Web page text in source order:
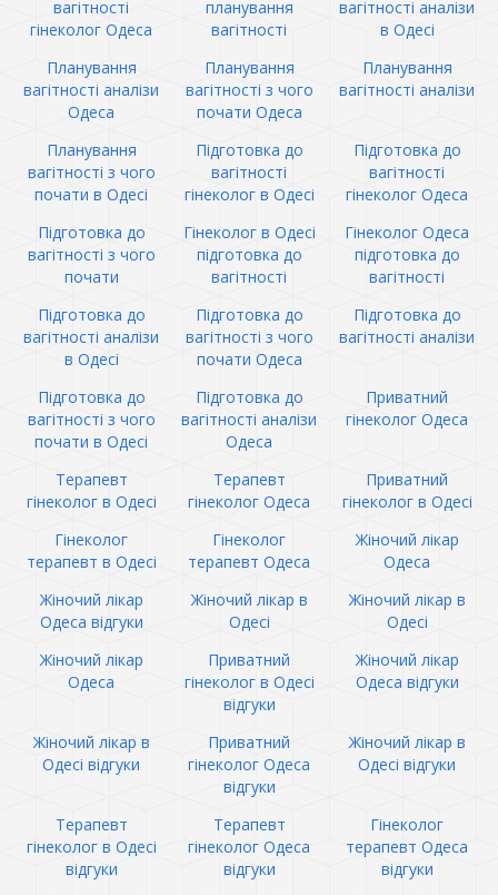
вагітності
гінеколог Одеса
планування
вагітності
вагітності аналізи
в Одесі
Планування
вагітності аналізи
Одеса
Планування
вагітності з чого
почати Одеса
Планування
вагітності аналізи
Планування
вагітності з чого
почати в Одесі
Підготовка до
вагітності
гінеколог в Одесі
Підготовка до
вагітності
гінеколог Одеса
Підготовка до
вагітності з чого
почати
Гінеколог в Одесі
підготовка до
вагітності
Гінеколог Одеса
підготовка до
вагітності
Підготовка до
вагітності аналізи
в Одесі
Підготовка до
вагітності з чого
почати Одеса
Підготовка до
вагітності аналізи
Підготовка до
вагітності з чого
почати в Одесі
Підготовка до
вагітності аналізи
Одеса
Приватний
гінеколог Одеса
Терапевт
гінеколог в Одесі
Терапевт
гінеколог Одеса
Приватний
гінеколог в Одесі
Гінеколог
терапевт в Одесі
Гінеколог
терапевт Одеса
Жіночий лікар
Одеса
Жіночий лікар
Одеса відгуки
Жіночий лікар в
Одесі
Жіночий лікар в
Одесі
Жіночий лікар
Одеса
Приватний
гінеколог в Одесі
відгуки
Жіночий лікар
Одеса відгуки
Жіночий лікар в
Одесі відгуки
Приватний
гінеколог Одеса
відгуки
Жіночий лікар в
Одесі відгуки
Терапевт
гінеколог в Одесі
відгуки
Терапевт
гінеколог Одеса
відгуки
Гінеколог
терапевт Одеса
відгуки